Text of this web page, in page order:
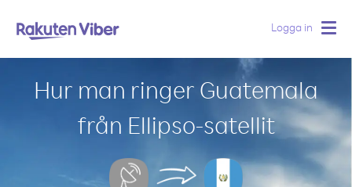
Logga in
Hur man ringer Guatemala
från Ellipso-satellit